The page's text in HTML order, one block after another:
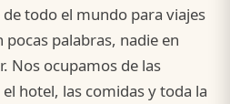
todo el mundo para viajes
palabras, nadie en
Nos ocupamos de las
hotel, las comidas y toda la